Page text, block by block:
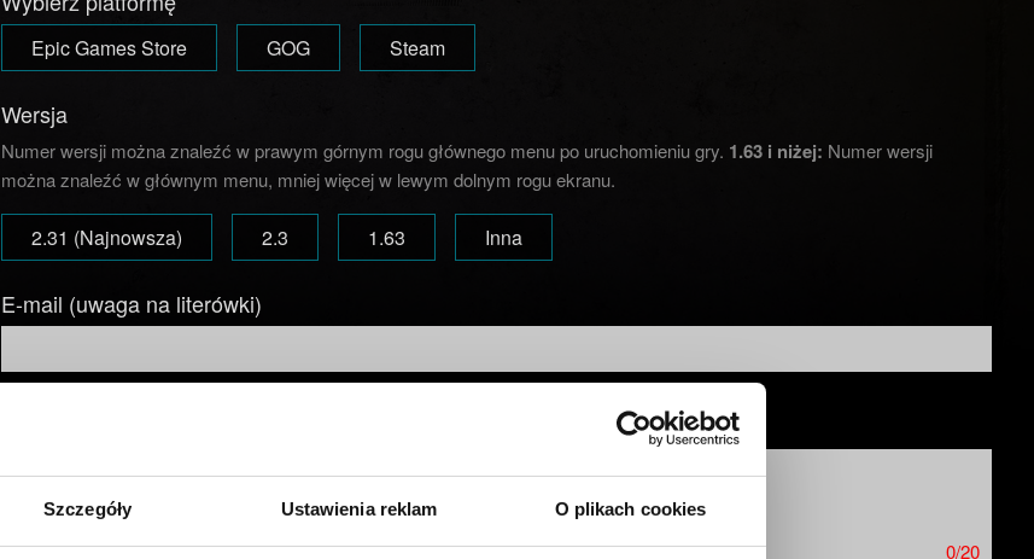
Szczegóły Ustawienia reklam O plikach cookies
Epic Games Store GOG Steam
Wersja
Numer wersji można znaleźć w prawym górnym rogu głównego menu po uruchomieniu gry. 1.63 i niżej: Numer wersji
można znaleźć w głównym menu, mniej więcej w lewym dolnym rogu ekranu.
2.31 (Najnowsza) 2.3 1.63 Inna
E-mail (uwaga na literówki)
0/20